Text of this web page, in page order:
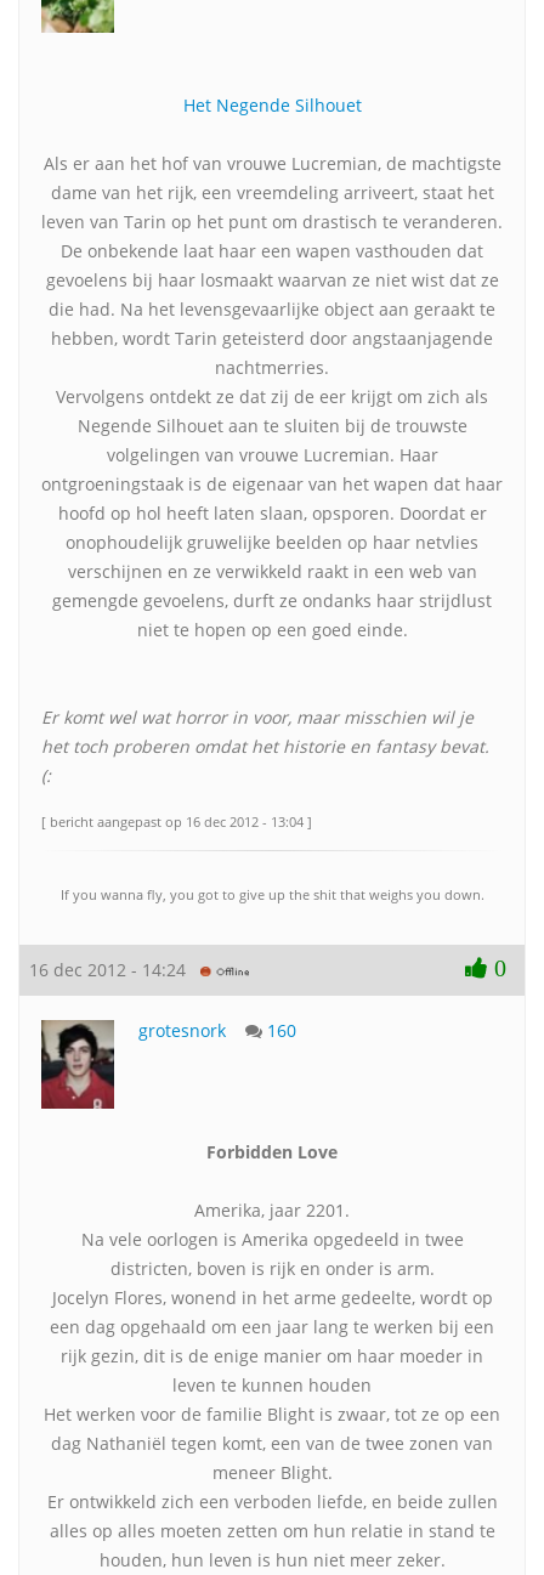
Het Negende Silhouet
Als er aan het hof van vrouwe Lucremian, de machtigste
dame van het rijk, een vreemdeling arriveert, staat het
leven van Tarin op het punt om drastisch te veranderen.
De onbekende laat haar een wapen vasthouden dat
gevoelens bij haar losmaakt waarvan ze niet wist dat ze
die had. Na het levensgevaarlijke object aan geraakt te
hebben, wordt Tarin geteisterd door angstaanjagende
nachtmerries.
Vervolgens ontdekt ze dat zij de eer krijgt om zich als
Negende Silhouet aan te sluiten bij de trouwste
volgelingen van vrouwe Lucremian. Haar
ontgroeningstaak is de eigenaar van het wapen dat haar
hoofd op hol heeft laten slaan, opsporen. Doordat er
onophoudelijk gruwelijke beelden op haar netvlies
verschijnen en ze verwikkeld raakt in een web van
gemengde gevoelens, durft ze ondanks haar strijdlust
niet te hopen op een goed einde.
Er komt wel wat horror in voor, maar misschien wil je
het toch proberen omdat het historie en fantasy bevat.
(:
[ bericht aangepast op 16 dec 2012 - 13:04 ]
If you wanna fly, you got to give up the shit that weighs you down.
16 dec 2012 - 14:24 0
grotesnork 160
Forbidden Love
Amerika, jaar 2201.
Na vele oorlogen is Amerika opgedeeld in twee
districten, boven is rijk en onder is arm.
Jocelyn Flores, wonend in het arme gedeelte, wordt op
een dag opgehaald om een jaar lang te werken bij een
rijk gezin, dit is de enige manier om haar moeder in
leven te kunnen houden
Het werken voor de familie Blight is zwaar, tot ze op een
dag Nathaniël tegen komt, een van de twee zonen van
meneer Blight.
Er ontwikkeld zich een verboden liefde, en beide zullen
alles op alles moeten zetten om hun relatie in stand te
houden, hun leven is hun niet meer zeker.